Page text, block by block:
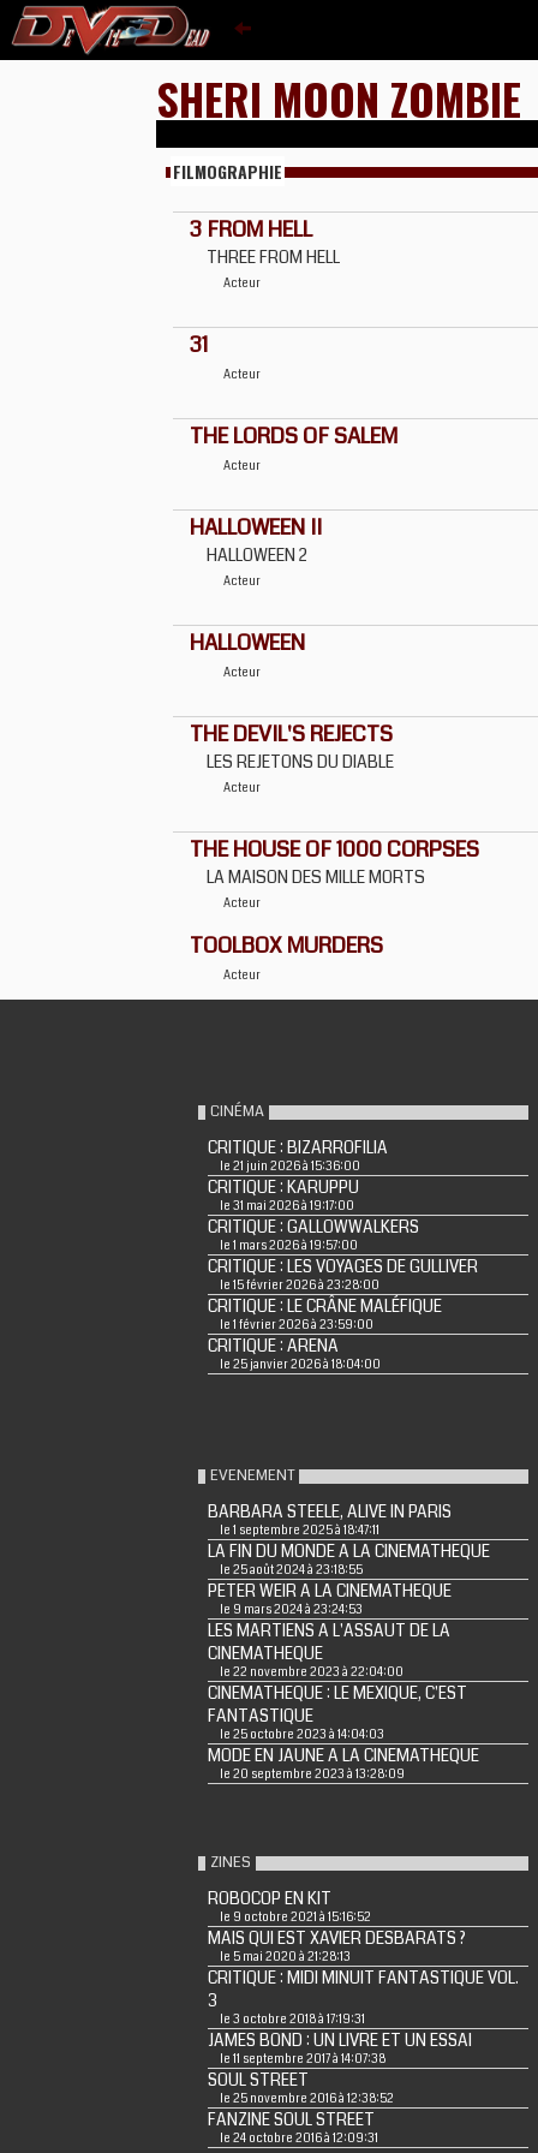
SHERI MOON ZOMBIE
FILMOGRAPHIE
3 FROM HELL
THREE FROM HELL
Acteur
31
Acteur
THE LORDS OF SALEM
Acteur
HALLOWEEN II
HALLOWEEN 2
Acteur
HALLOWEEN
Acteur
THE DEVIL'S REJECTS
LES REJETONS DU DIABLE
Acteur
THE HOUSE OF 1000 CORPSES
LA MAISON DES MILLE MORTS
Acteur
TOOLBOX MURDERS
Acteur
CINÉMA
CRITIQUE : BIZARROFILIA
le 21 juin 2026 à 15:36:00
CRITIQUE : KARUPPU
le 31 mai 2026 à 19:17:00
CRITIQUE : GALLOWWALKERS
le 1 mars 2026 à 19:57:00
CRITIQUE : LES VOYAGES DE GULLIVER
le 15 février 2026 à 23:28:00
CRITIQUE : LE CRÂNE MALÉFIQUE
le 1 février 2026 à 23:59:00
CRITIQUE : ARENA
le 25 janvier 2026 à 18:04:00
EVENEMENT
BARBARA STEELE, ALIVE IN PARIS
le 1 septembre 2025 à 18:47:11
LA FIN DU MONDE A LA CINEMATHEQUE
le 25 août 2024 à 23:18:55
PETER WEIR A LA CINEMATHEQUE
le 9 mars 2024 à 23:24:53
LES MARTIENS A L'ASSAUT DE LA
CINEMATHEQUE
le 22 novembre 2023 à 22:04:00
CINEMATHEQUE : LE MEXIQUE, C'EST
FANTASTIQUE
le 25 octobre 2023 à 14:04:03
MODE EN JAUNE A LA CINEMATHEQUE
le 20 septembre 2023 à 13:28:09
ZINES
ROBOCOP EN KIT
le 9 octobre 2021 à 15:16:52
MAIS QUI EST XAVIER DESBARATS ?
le 5 mai 2020 à 21:28:13
CRITIQUE : MIDI MINUIT FANTASTIQUE VOL.
3
le 3 octobre 2018 à 17:19:31
JAMES BOND : UN LIVRE ET UN ESSAI
le 11 septembre 2017 à 14:07:38
SOUL STREET
le 25 novembre 2016 à 12:38:52
FANZINE SOUL STREET
le 24 octobre 2016 à 12:09:31